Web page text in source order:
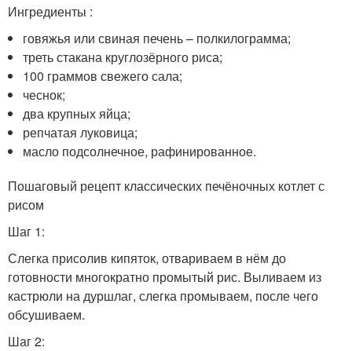
Ингредиенты :
говяжья или свиная печень – полкилограмма;
треть стакана круглозёрного риса;
100 граммов свежего сала;
чеснок;
два крупных яйца;
репчатая луковица;
масло подсолнечное, рафинированное.
Пошаговый рецепт классических печёночных котлет с
рисом
Шаг 1:
Слегка присолив кипяток, отвариваем в нём до
готовности многократно промытый рис. Выливаем из
кастрюли на дуршлаг, слегка промываем, после чего
обсушиваем.
Шаг 2: